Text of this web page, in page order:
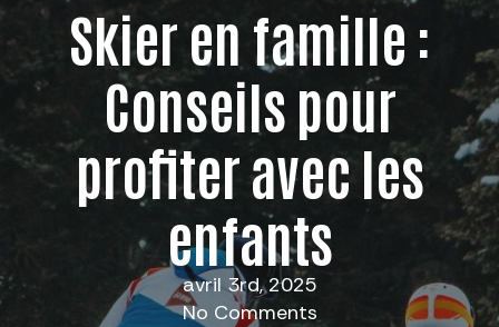
Skier en famille :
Conseils pour
profiter avec les
enfants
avril 3rd, 2025
No Comments